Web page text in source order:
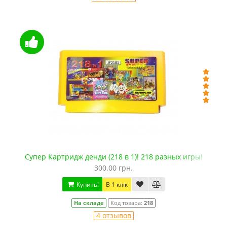
Супер Картридж денди (218 в 1)! 218 разных игры!
300.00 грн.
Купить! В 1 клік
На складе Код товара: 218
4 отзывов